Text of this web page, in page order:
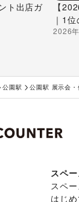
ト出店ガ
【
｜1
2026
公園駅 公園駅 展示会・
スペ
スペ
はじ